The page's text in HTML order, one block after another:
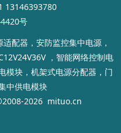
13146393780
号
配器，安防监控集中电源，
，智能网络控制电
模块，机架式电源分配器，门
中供电模块
2026 mituo.cn